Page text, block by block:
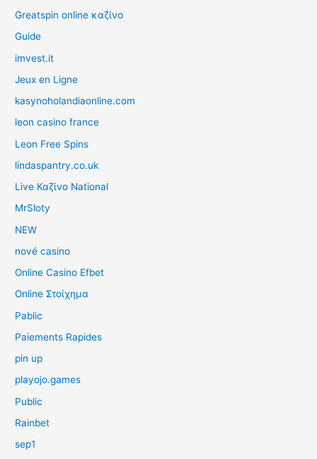
Greatspin online καζίνο
Guide
imvest.it
Jeux en Ligne
kasynoholandiaonline.com
leon casino france
Leon Free Spins
lindaspantry.co.uk
Live Καζίνο National
MrSloty
NEW
nové casino
Online Casino Efbet
Online Στοίχημα
Pablic
Paiements Rapides
pin up
playojo.games
Public
Rainbet
sep1